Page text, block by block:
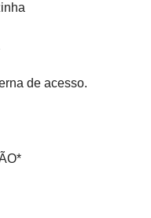
de acesso.